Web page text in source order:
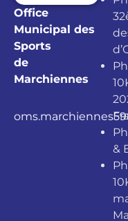
Office
Municipal des
Sports
de
Marchiennes
&